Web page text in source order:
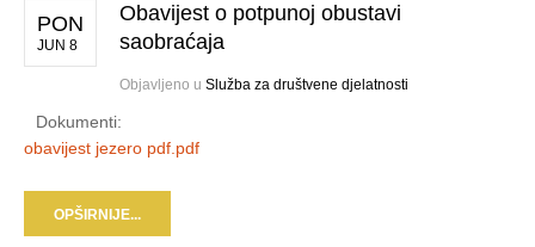
PON
JUN 8
Obavijest o potpunoj obustavi
saobraćaja
Objavljeno u Služba za društvene djelatnosti
Dokumenti:
obavijest jezero pdf.pdf
OPŠIRNIJE...